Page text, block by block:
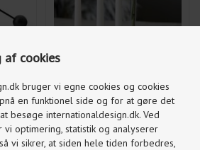
af cookies
bruger vi egne cookies og cookies
en funktionel side og for at gøre det
besøge internationaldesign.dk. Ved
optimering, statistik og analyserer
vi sikrer, at siden hele tiden forbedres,
495,00 396,00 DKK